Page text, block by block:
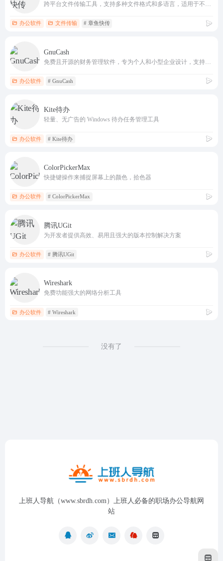
跨平台文件传输工具，支持多种文件格式和多语言，适用于不同设备之间的高效数据传输
办公软件 文件传输 # 章鱼快传
GnuCash
办公软件 # GnuCash
Kite待办
轻量、无广告的 Windows 待办任务管理工具
办公软件 # Kite待办
ColorPickerMax
快捷键操作来捕捉屏幕上的颜色，拾色器
办公软件 # ColorPickerMax
腾讯UGit
为开发者提供高效、易用且强大的版本控制解决方案
办公软件 # 腾讯UGit
Wireshark
免费功能强大的网络分析工具
办公软件 # Wireshark
没有了
上班人导航（www.sbrdh.com）上班人必备的职场办公导航网
站